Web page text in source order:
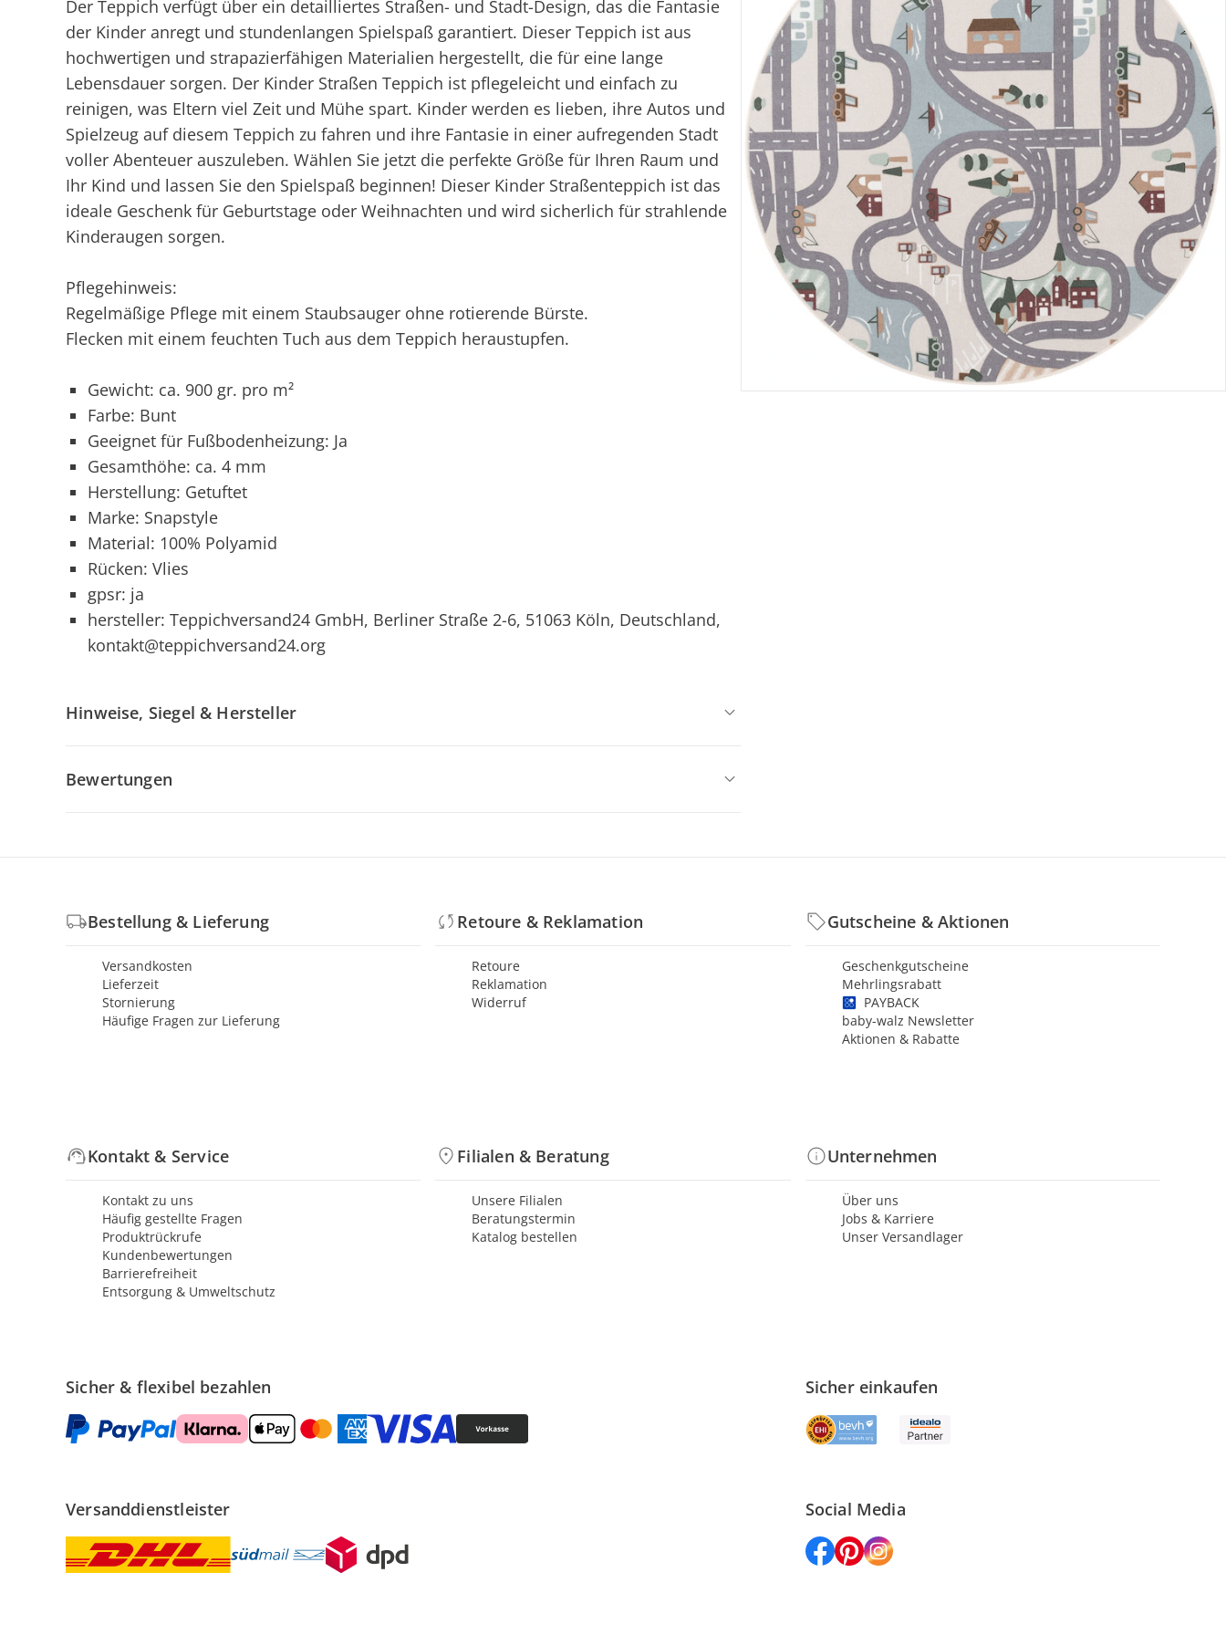
Der Teppich verfügt über ein detailliertes Straßen- und Stadt-Design, das die Fantasie
der Kinder anregt und stundenlangen Spielspaß garantiert. Dieser Teppich ist aus
hochwertigen und strapazierfähigen Materialien hergestellt, die für eine lange
Lebensdauer sorgen. Der Kinder Straßen Teppich ist pflegeleicht und einfach zu
reinigen, was Eltern viel Zeit und Mühe spart. Kinder werden es lieben, ihre Autos und
Spielzeug auf diesem Teppich zu fahren und ihre Fantasie in einer aufregenden Stadt
voller Abenteuer auszuleben. Wählen Sie jetzt die perfekte Größe für Ihren Raum und
Ihr Kind und lassen Sie den Spielspaß beginnen! Dieser Kinder Straßenteppich ist das
ideale Geschenk für Geburtstage oder Weihnachten und wird sicherlich für strahlende
Kinderaugen sorgen.
Pflegehinweis:
Regelmäßige Pflege mit einem Staubsauger ohne rotierende Bürste.
Flecken mit einem feuchten Tuch aus dem Teppich heraustupfen.
Gewicht: ca. 900 gr. pro m²
Farbe: Bunt
Geeignet für Fußbodenheizung: Ja
Gesamthöhe: ca. 4 mm
Herstellung: Getuftet
Marke: Snapstyle
Material: 100% Polyamid
Rücken: Vlies
gpsr: ja
hersteller: Teppichversand24 GmbH, Berliner Straße 2-6, 51063 Köln, Deutschland,
kontakt@teppichversand24.org
Hinweise, Siegel & Hersteller
Bewertungen
Bestellung & Lieferung
Versandkosten
Lieferzeit
Stornierung
Häufige Fragen zur Lieferung
Retoure & Reklamation
Retoure
Reklamation
Widerruf
Gutscheine & Aktionen
Geschenkgutscheine
Mehrlingsrabatt
PAYBACK
baby-walz Newsletter
Aktionen & Rabatte
Kontakt & Service
Kontakt zu uns
Häufig gestellte Fragen
Produktrückrufe
Kundenbewertungen
Barrierefreiheit
Entsorgung & Umweltschutz
Filialen & Beratung
Unsere Filialen
Beratungstermin
Katalog bestellen
Unternehmen
Über uns
Jobs & Karriere
Unser Versandlager
Sicher & flexibel bezahlen Sicher einkaufen
Versanddienstleister Social Media